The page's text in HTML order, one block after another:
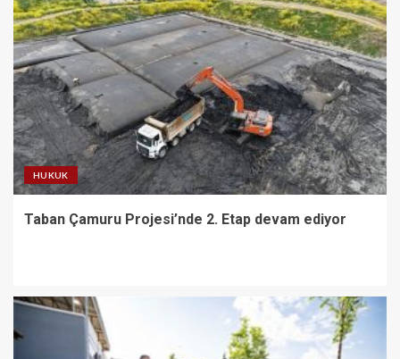
HUKUK
Taban Çamuru Projesi’nde 2. Etap devam ediyor